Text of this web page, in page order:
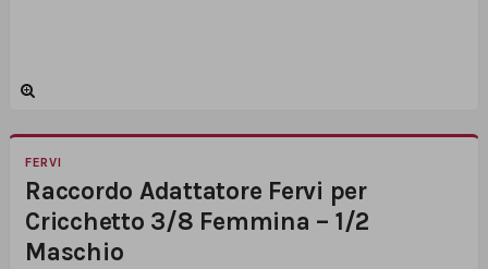
FERVI
Raccordo Adattatore Fervi per
Cricchetto 3/8 Femmina – 1/2
Maschio